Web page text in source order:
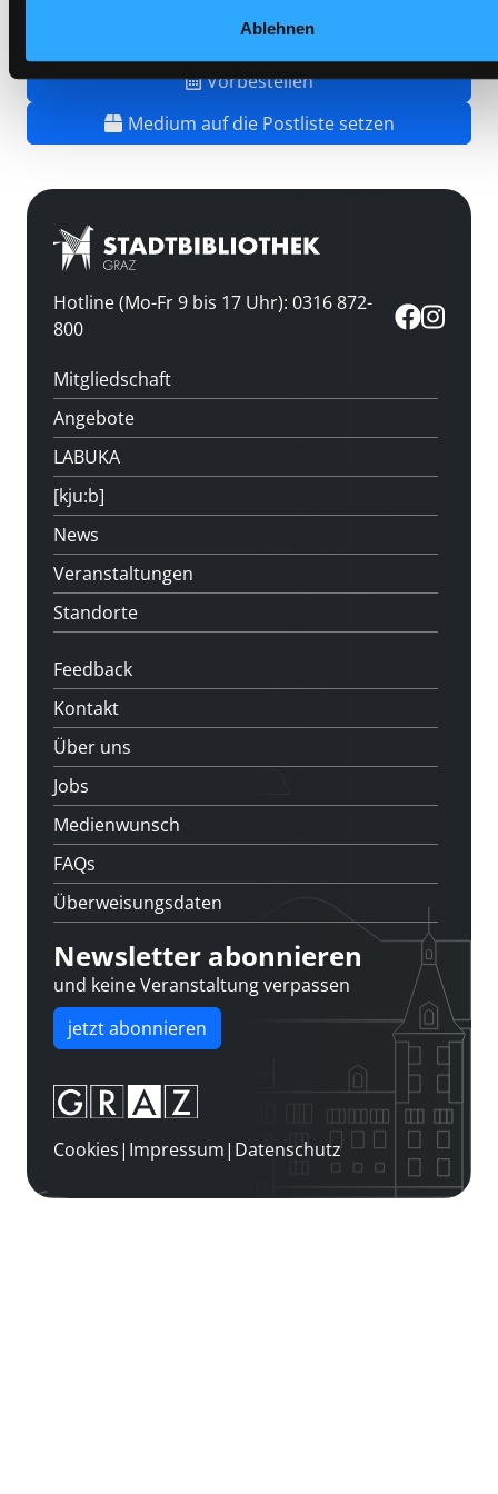
Ablehnen
Vorbestellen
Medium auf die Postliste setzen
Hotline (Mo-Fr 9 bis 17 Uhr): 0316 872-
800
Mitgliedschaft
Angebote
LABUKA
[kju:b]
News
Veranstaltungen
Standorte
Feedback
Kontakt
Über uns
Jobs
Medienwunsch
FAQs
Überweisungsdaten
Newsletter abonnieren
und keine Veranstaltung verpassen
jetzt abonnieren
Cookies| Impressum| Datenschutz